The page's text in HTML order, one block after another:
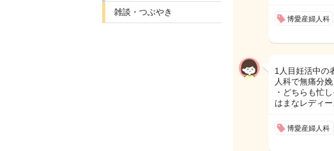
雑談・つぶやき
博愛産婦人科
1人目妊活中の
人科で無痛分
・どちらも忙
はまなレディ
博愛産婦人科